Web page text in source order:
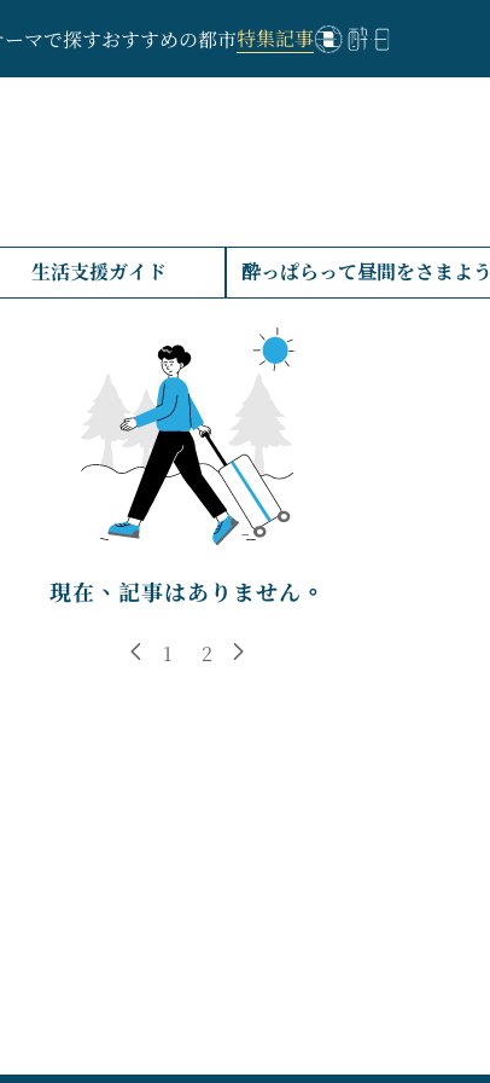
ーマで探すおすすめの都市特集記事
生活支援ガイド 酔っぱらって昼間をさまよう
現在、記事はありません。
1 2